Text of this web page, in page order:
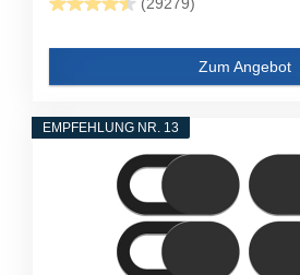
Zum Angebot
EMPFEHLUNG NR. 13